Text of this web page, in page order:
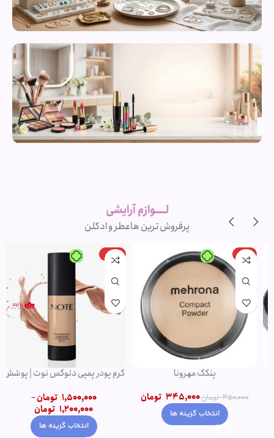
برندلــــوازم آرایشی
پرفروش ترین هاعطر و ادکلن
-1%
پنکک مهرونا
350,000 تومان345,000 تومان
انتخاب گزینه ها
-20%
کرم پودر پمپی دتوکس نوت | پوشش
1,500,000 تومان–
1,200,000 تومان
انتخاب گزینه ها